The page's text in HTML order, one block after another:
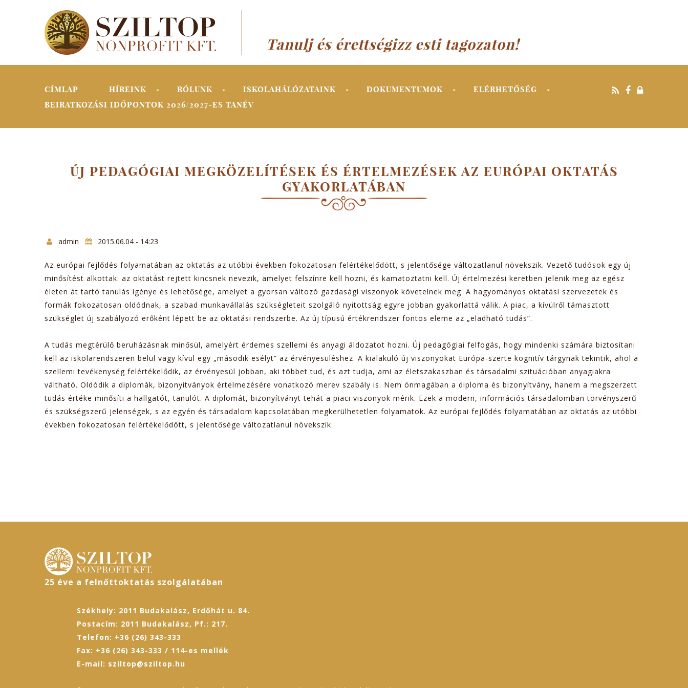
Tanulj és érettségizz esti tagozaton!
CÍMLAP HÍREINK RÓLUNK ISKOLAHÁLÓZATAINK DOKUMENTUMOK ELÉRHETŐSÉG
BEIRATKOZÁSI IDŐPONTOK 2026/2027-ES TANÉV
ÚJ PEDAGÓGIAI MEGKÖZELÍTÉSEK ÉS ÉRTELMEZÉSEK AZ EURÓPAI OKTATÁS
GYAKORLATÁBAN
admin 2015.06.04 - 14:23
Az európai fejlődés folyamatában az oktatás az utóbbi években fokozatosan felértékelődött, s jelentősége változatlanul növekszik. Vezető tudósok egy új
minősítést alkottak: az oktatást rejtett kincsnek nevezik, amelyet felszínre kell hozni, és kamatoztatni kell. Új értelmezési keretben jelenik meg az egész
életen át tartó tanulás igénye és lehetősége, amelyet a gyorsan változó gazdasági viszonyok követelnek meg. A hagyományos oktatási szervezetek és
formák fokozatosan oldódnak, a szabad munkavállalás szükségleteit szolgáló nyitottság egyre jobban gyakorlattá válik. A piac, a kívülről támasztott
szükséglet új szabályozó erőként lépett be az oktatási rendszerbe. Az új típusú értékrendszer fontos eleme az „eladható tudás”.
A tudás megtérülő beruházásnak minősül, amelyért érdemes szellemi és anyagi áldozatot hozni. Új pedagógiai felfogás, hogy mindenki számára biztosítani
kell az iskolarendszeren belül vagy kívül egy „második esélyt” az érvényesüléshez. A kialakuló új viszonyokat Európa-szerte kognitív tárgynak tekintik, ahol a
szellemi tevékenység felértékelődik, az érvényesül jobban, aki többet tud, és azt tudja, ami az életszakaszban és társadalmi szituációban anyagiakra
váltható. Oldódik a diplomák, bizonyítványok értelmezésére vonatkozó merev szabály is. Nem önmagában a diploma és bizonyítvány, hanem a megszerzett
tudás értéke minősíti a hallgatót, tanulót. A diplomát, bizonyítványt tehát a piaci viszonyok mérik. Ezek a modern, információs társadalomban törvényszerű
és szükségszerű jelenségek, s az egyén és társadalom kapcsolatában megkerülhetetlen folyamatok. Az európai fejlődés folyamatában az oktatás az utóbbi
években fokozatosan felértékelődött, s jelentősége változatlanul növekszik.
25 éve a felnőttoktatás szolgálatában
Székhely: 2011 Budakalász, Erdőhát u. 84.
Postacím: 2011 Budakalász, Pf.: 217.
Telefon: +36 (26) 343-333
Fax: +36 (26) 343-333 / 114-es mellék
E-mail: sziltop@sziltop.hu